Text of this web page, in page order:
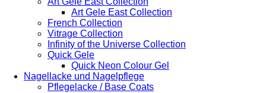
Art Gele East Collection
French Collection
Vitrage Collection
Infinity of the Universe Collection
Quick Gele
Quick Neon Colour Gel
Nagellacke und Nagelpflege
Pflegelacke / Base Coats